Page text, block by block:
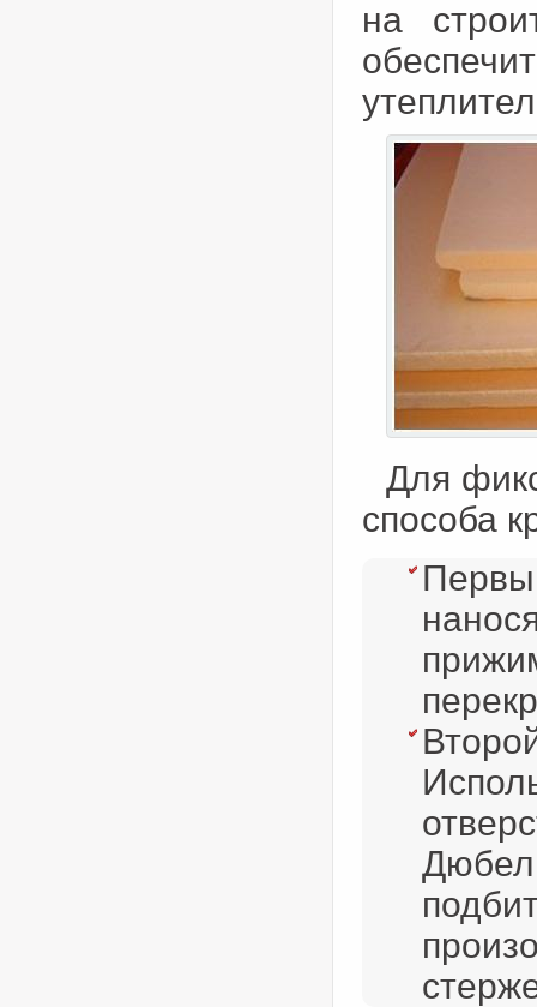
на
Для
способа